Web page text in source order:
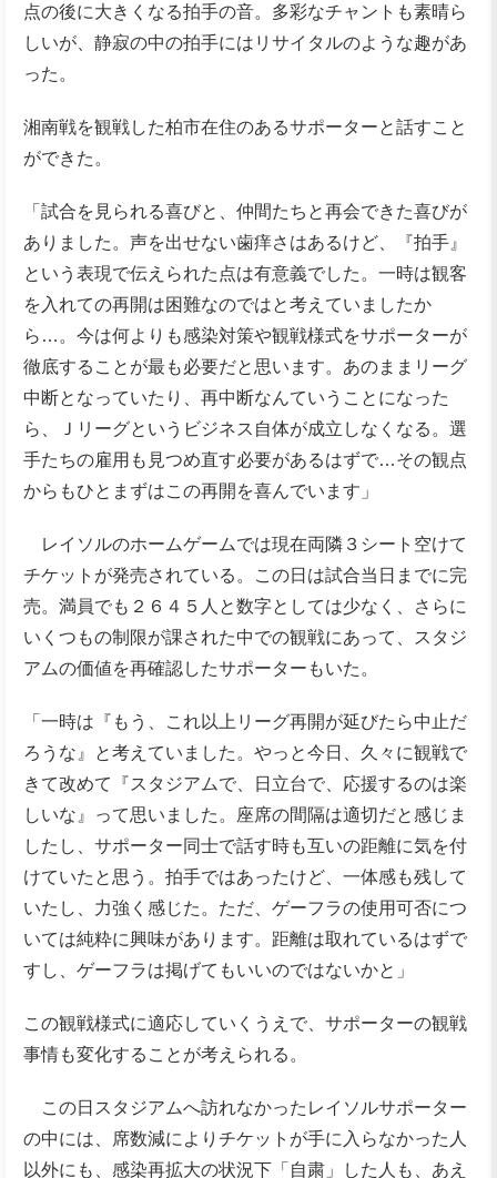
点の後に大きくなる拍手の音。多彩なチャントも素晴ら
しいが、静寂の中の拍手にはリサイタルのような趣があ
った。
湘南戦を観戦した柏市在住のあるサポーターと話すこと
ができた。
「試合を見られる喜びと、仲間たちと再会できた喜びが
ありました。声を出せない歯痒さはあるけど、『拍手』
という表現で伝えられた点は有意義でした。一時は観客
を入れての再開は困難なのではと考えていましたか
ら…。今は何よりも感染対策や観戦様式をサポーターが
徹底することが最も必要だと思います。あのままリーグ
中断となっていたり、再中断なんていうことになった
ら、Ｊリーグというビジネス自体が成立しなくなる。選
手たちの雇用も見つめ直す必要があるはずで…その観点
からもひとまずはこの再開を喜んでいます」
レイソルのホームゲームでは現在両隣３シート空けて
チケットが発売されている。この日は試合当日までに完
売。満員でも２６４５人と数字としては少なく、さらに
いくつもの制限が課された中での観戦にあって、スタジ
アムの価値を再確認したサポーターもいた。
「一時は『もう、これ以上リーグ再開が延びたら中止だ
ろうな』と考えていました。やっと今日、久々に観戦で
きて改めて『スタジアムで、日立台で、応援するのは楽
しいな』って思いました。座席の間隔は適切だと感じま
したし、サポーター同士で話す時も互いの距離に気を付
けていたと思う。拍手ではあったけど、一体感も残して
いたし、力強く感じた。ただ、ゲーフラの使用可否につ
いては純粋に興味があります。距離は取れているはずで
すし、ゲーフラは掲げてもいいのではないかと」
この観戦様式に適応していくうえで、サポーターの観戦
事情も変化することが考えられる。
この日スタジアムへ訪れなかったレイソルサポーター
の中には、席数減によりチケットが手に入らなかった人
以外にも、感染再拡大の状況下「自粛」した人も、あえ